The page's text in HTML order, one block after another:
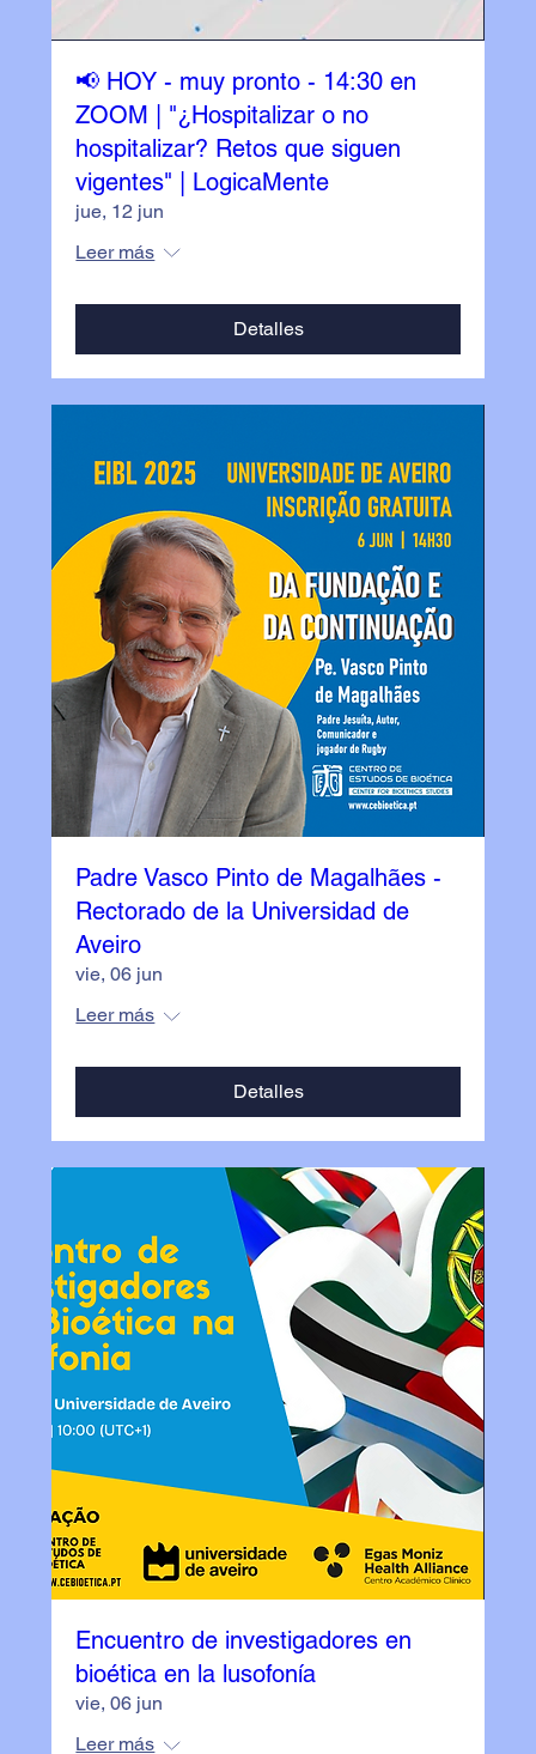
📢 HOY - muy pronto - 14:30 en
ZOOM | "¿Hospitalizar o no
hospitalizar? Retos que siguen
vigentes" | LogicaMente
jue, 12 jun
Leer más
Detalles
Padre Vasco Pinto de Magalhães -
Rectorado de la Universidad de
Aveiro
vie, 06 jun
Leer más
Detalles
Encuentro de investigadores en
bioética en la lusofonía
vie, 06 jun
Leer más